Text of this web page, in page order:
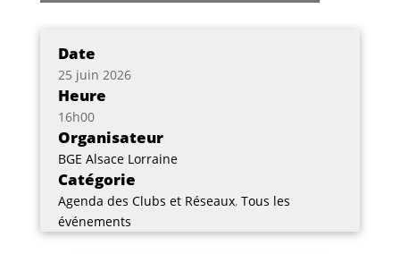
Date
25 juin 2026
Heure
16h00
Organisateur
BGE Alsace Lorraine
Catégorie
Agenda des Clubs et Réseaux, Tous les
événements